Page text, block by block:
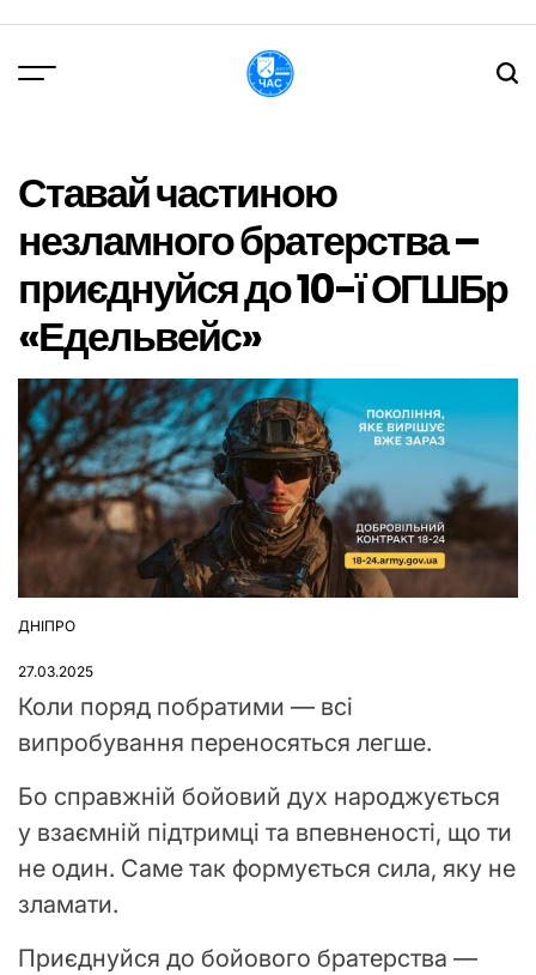
вмісту
Ставай частиною
незламного братерства –
приєднуйся до 10-ї ОГШБр
«Едельвейс»
ОПУБЛІКУВАТИ
ДНІПРО
27.03.2025
Коли поряд побратими — всі
випробування переносяться легше.
Бо справжній бойовий дух народжується
у взаємній підтримці та впевненості, що ти
не один. Саме так формується сила, яку не
зламати.
Приєднуйся до бойового братерства —